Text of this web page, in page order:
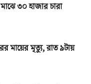
৩০ হাজার চারা
মায়ের মৃত্যু, রাত ৯টায়